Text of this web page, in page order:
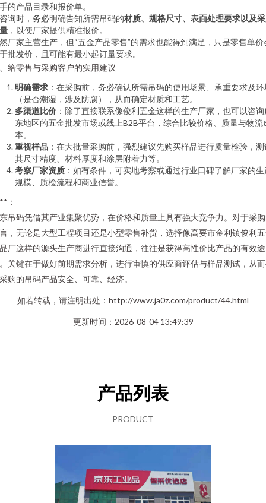
的产品目录和报价单。
询时，务必明确告知所需吊码的材质、规格尺寸、表面处理要求以及
，以便厂家提供精准报价。
厂家主营生产，但“五金产品零售”的需求也能得到满足，只是零售单价
批发价，且可能有最小起订量要求。
给零售与采购客户的实用建议
明确需求 ：在采购前，务必确认所需吊码的使用场景、承重要求及环
（是否潮湿，涉及防腐），从而确定材质和工艺。
多渠道比价 ：除了直接联系像俊利五金这样的生产厂家，也可以咨询
东地区的五金批发市场或线上B2B平台，综合比较价格、质量与物流
本。
重视样品 ：在大批量采购前，强烈建议先购买样品进行质量检验，测
其尺寸精度、材料厚度和涂层附着力等。
考察厂家资质 ：如有条件，可实地考察或通过行业口碑了解厂家的生
规模、质检流程和商业信誉。
：
吊码凭借其产业集聚优势，在价格和质量上具有强大竞争力。对于采
，无论是大型工程项目还是小型零售补货，选择像高要市金利镇俊利
厂这样的源头生产商进行直接沟通，往往是获得高性价比产品的有效途
关键在于做好前期需求分析，进行审慎的供应商评估与样品测试，从
购的吊码产品安全、可靠、经济。
如若转载，请注明出处：http://www.ja0z.com/product/44.html
更新时间：2026-08-04 13:49:39
产品列表
PRODUCT